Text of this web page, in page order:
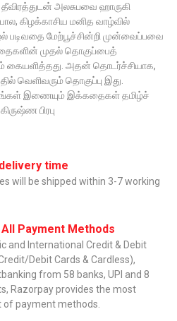
தீவிரத்துடன் அலசுபவை ஹாருகி
கிழக்காசிய மனித வாழ்வில்
படிவதை மேற்பூச்சின்றி முன்வைப்பவை
முதல் தொகுப்பைத்
கையளித்தது. அதன் தொடர்ச்சியாக,
வெளிவரும் தொகுப்பு இது.
இணையும் இக்கதைகள் தமிழ்ச்
பிரபு
time
will be shipped within 3-7 working
Payment Methods
and International Credit & Debit
Debit Cards & Cardless),
from 58 banks, UPI and 8
Razorpay provides the most
of payment methods.